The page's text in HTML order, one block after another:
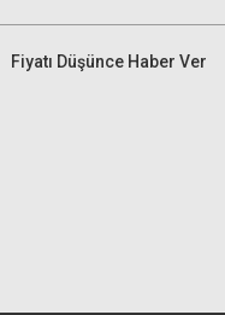
Fiyatı Düşünce Haber Ver